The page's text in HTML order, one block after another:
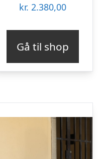
kr. 2.380,00
Gå til shop